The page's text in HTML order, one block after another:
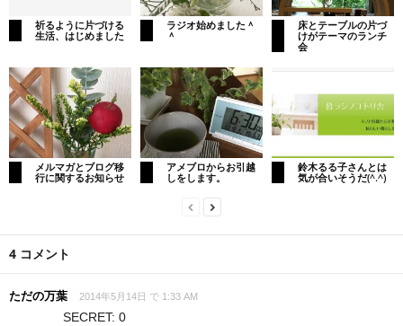
祈るように片づける
生活、はじめました
ラジオ始めました＾
＾
床とテーブルの片づ
けがテーマのランチ
会
メルマガとブログ移
行に関するお知らせ
アメブロからお引越
しをします。
鈴木るる子さんとは
気が合いそうだ(^.^)
4 コメント
ただの万葉 2014年5月14日 で 1:33 AM
SECRET: 0